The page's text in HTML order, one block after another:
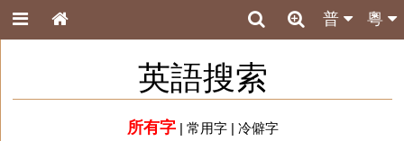
粵
普
英語搜索
所有字| 常用字| 冷僻字